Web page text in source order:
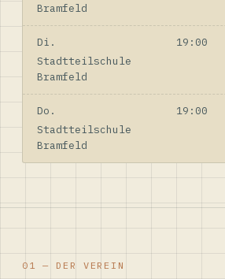
Bramfeld
Di.
19:00
Stadtteilschule
Bramfeld
Do.
19:00
Stadtteilschule
Bramfeld
01 — DER VEREIN